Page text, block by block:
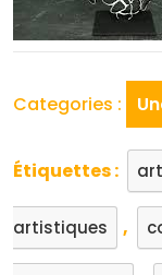
Categories :
Étiquettes : art
artistiques ,